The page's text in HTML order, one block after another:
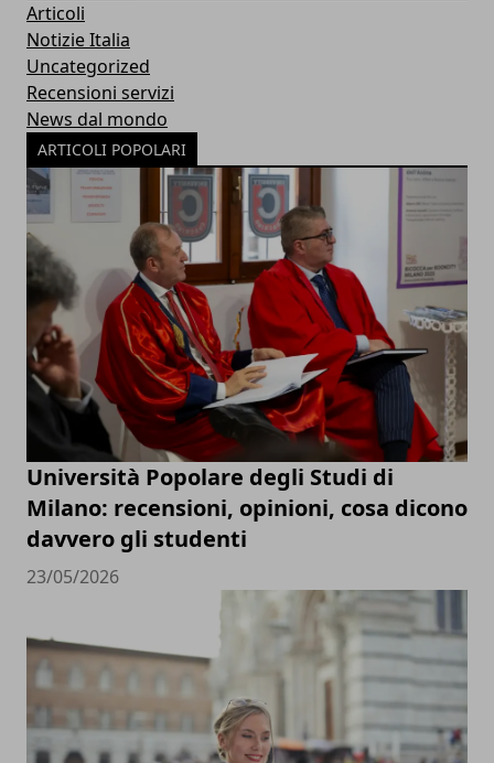
Articoli
Notizie Italia
Uncategorized
Recensioni servizi
News dal mondo
ARTICOLI POPOLARI
Università Popolare degli Studi di
Milano: recensioni, opinioni, cosa dicono
davvero gli studenti
23/05/2026